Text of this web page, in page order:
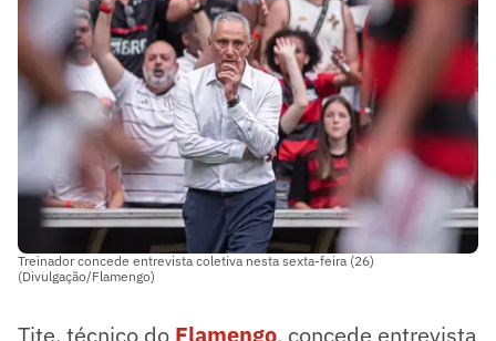
Treinador concede entrevista coletiva nesta sexta-feira (26)
(Divulgação/Flamengo)
Tite, técnico do Flamengo, concede entrevista